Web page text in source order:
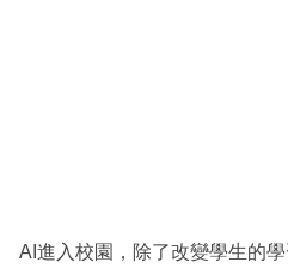
AI進入校園，除了改變學生的